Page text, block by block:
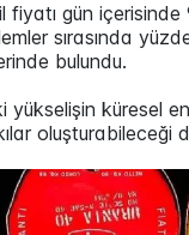
fiyatı gün içerisinde
sırasında
bulundu.
yükselişin küresel
oluşturabileceği